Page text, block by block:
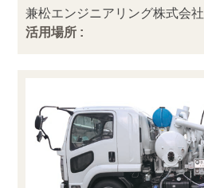
兼松エンジニアリング株式会社
活用場所 :